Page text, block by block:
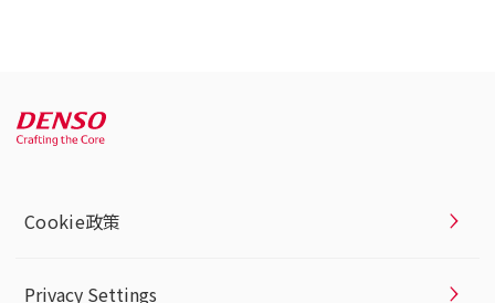
Cookie政策
Privacy Settings